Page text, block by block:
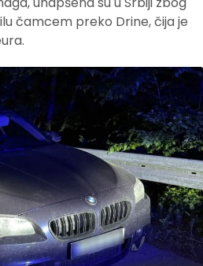
čamcem preko Drine, čija je